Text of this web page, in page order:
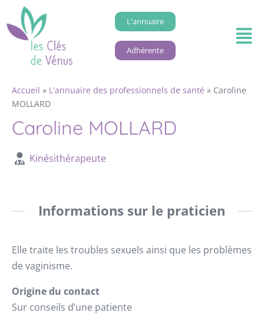
L'annuaire
Adhérente
Accueil » L'annuaire des professionnels de santé » Caroline
MOLLARD
Caroline MOLLARD
Kinésithérapeute
Informations sur le praticien
Elle traite les troubles sexuels ainsi que les problèmes
de vaginisme.
Origine du contact
Sur conseils d’une patiente